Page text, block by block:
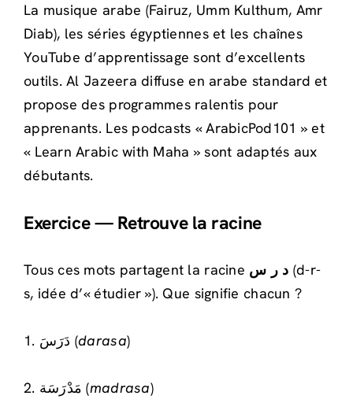
La musique arabe (Fairuz, Umm Kulthum, Amr
Diab), les séries égyptiennes et les chaînes
YouTube d’apprentissage sont d’excellents
outils. Al Jazeera diffuse en arabe standard et
propose des programmes ralentis pour
apprenants. Les podcasts « ArabicPod101 » et
« Learn Arabic with Maha » sont adaptés aux
débutants.
Exercice — Retrouve la racine
Tous ces mots partagent la racine د ر س (d-r-
s, idée d’« étudier »). Que signifie chacun ?
1. دَرَسَ (darasa)
2. مَدْرَسَة (madrasa)